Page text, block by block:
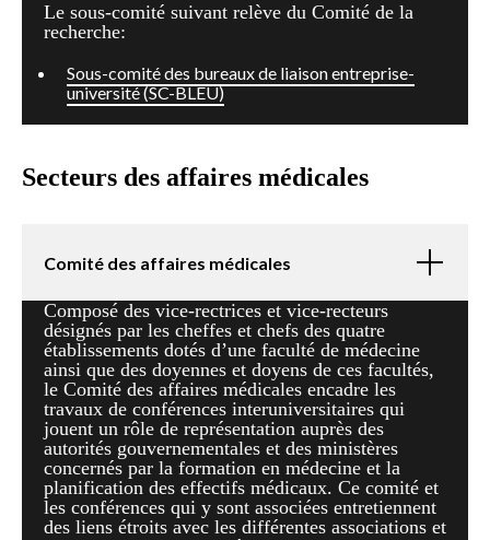
Le sous-comité suivant relève du Comité de la
recherche:
Sous-comité des bureaux de liaison entreprise-
université (SC-BLEU)
Secteurs des affaires médicales
Comité des affaires médicales
Composé des vice-rectrices et vice-recteurs
désignés par les cheffes et chefs des quatre
établissements dotés d’une faculté de médecine
ainsi que des doyennes et doyens de ces facultés,
le Comité des affaires médicales encadre les
travaux de conférences interuniversitaires qui
jouent un rôle de représentation auprès des
autorités gouvernementales et des ministères
concernés par la formation en médecine et la
planification des effectifs médicaux. Ce comité et
les conférences qui y sont associées entretiennent
des liens étroits avec les différentes associations et